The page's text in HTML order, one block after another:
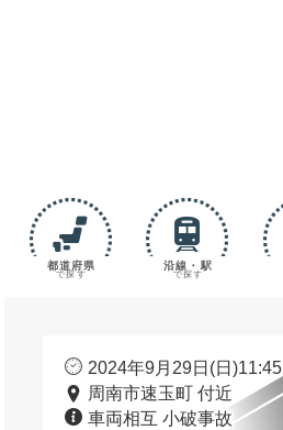
都道府県
で探す
沿線・駅
で探す
2024年9月29日(日)11:45
周南市速玉町 付近
車両相互 小破事故